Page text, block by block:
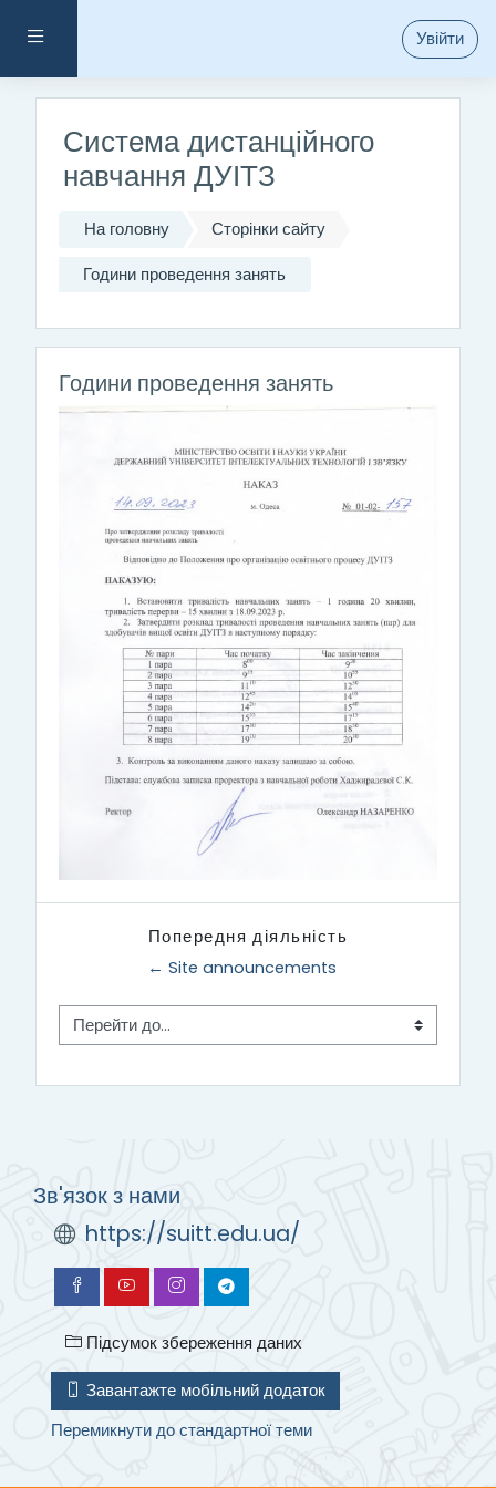
Бокова панель Увійти
Система дистанційного
навчання ДУІТЗ
На головну Сторінки сайту
Години проведення занять
Години проведення занять
Попередня діяльність
← Site announcements
Перейти до...
Зв'язок з нами
https://suitt.edu.ua/
Підсумок збереження даних
Завантажте мобільний додаток
Перемикнути до стандартної теми